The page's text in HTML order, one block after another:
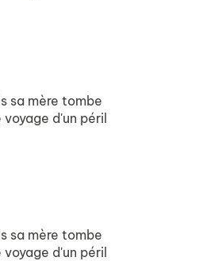
sa mère tombe
d'un péril
sa mère tombe
d'un péril